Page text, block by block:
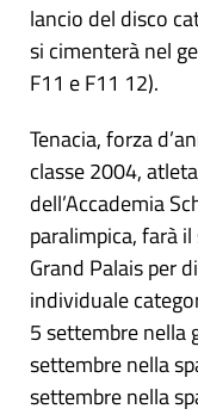
lancio del disco
si cimenterà nel
F11 e F11 12).
Tenacia, forza
classe 2004,
dell’Accademia
paralimpica, farà
Grand Palais per
individuale
5 settembre nella
settembre nella
settembre nella